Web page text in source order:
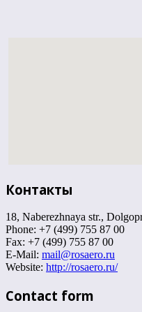
Контакты
18, Naberezhnaya str.,
Phone: +7 (499) 755 87 00
Fax: +7 (499) 755 87 00
E-Mail: mail@rosaero.ru
Website: http://rosaero.ru/
Contact form